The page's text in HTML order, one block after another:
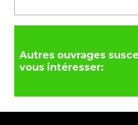
Autres ouvrages
vous intéresser: